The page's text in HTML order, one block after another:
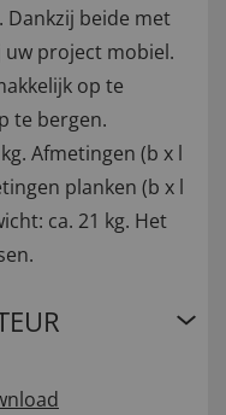
Dankzij beide met
project mobiel.
op te
te bergen.
Afmetingen (b x l
planken (b x l
ca. 21 kg. Het